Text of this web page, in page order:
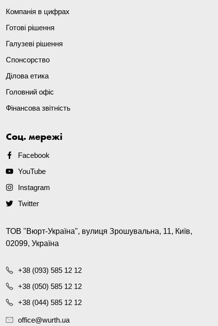
Компанія в цифрах
Готові рішення
Галузеві рішення
Спонсорство
Ділова етика
Головний офіс
Фінансова звітність
Соц. мережі
Facebook
YouTube
Instagram
Twitter
ТОВ "Вюрт-Україна", вулиця Зрошувальна, 11, Київ,
02099, Україна
+38 (093) 585 12 12
+38 (050) 585 12 12
+38 (044) 585 12 12
office@wurth.ua